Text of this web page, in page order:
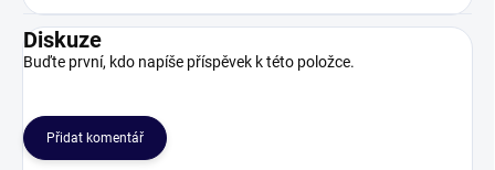
Diskuze
Buďte první, kdo napíše příspěvek k této položce.
Přidat komentář